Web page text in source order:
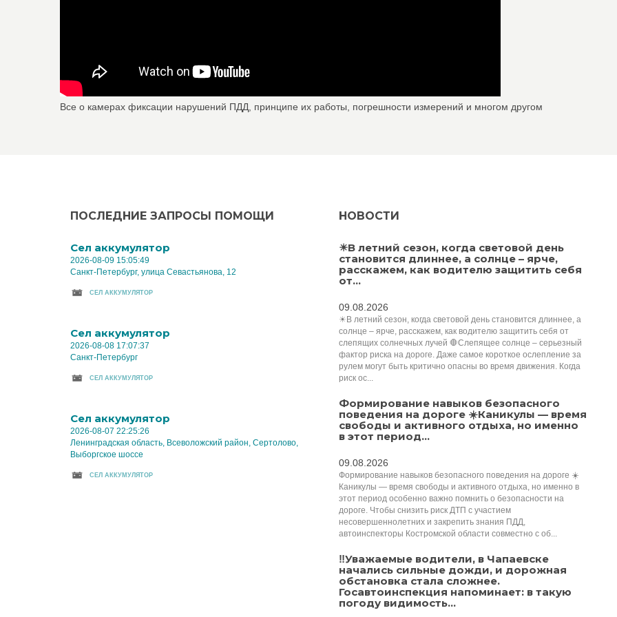
Все о камерах фиксации нарушений ПДД, принципе их работы, погрешности измерений и многом другом
ПОСЛЕДНИЕ ЗАПРОСЫ ПОМОЩИ
Cел аккумулятор
2026-08-09 15:05:49
Санкт-Петербург, улица Севастьянова, 12
CЕЛ АККУМУЛЯТОР
Cел аккумулятор
2026-08-08 17:07:37
Санкт-Петербург
CЕЛ АККУМУЛЯТОР
Cел аккумулятор
2026-08-07 22:25:26
Ленинградская область, Всеволожский район, Сертолово,
Выборгское шоссе
CЕЛ АККУМУЛЯТОР
НОВОСТИ
☀В летний сезон, когда световой день
становится длиннее, а солнце – ярче,
расскажем, как водителю защитить себя
от...
09.08.2026
☀В летний сезон, когда световой день становится длиннее, а
солнце – ярче, расскажем, как водителю защитить себя от
слепящих солнечных лучей 🛑Слепящее солнце – серьезный
фактор риска на дороге. Даже самое короткое ослепление за
рулем могут быть критично опасны во время движения. Когда
риск ос...
Формирование навыков безопасного
поведения на дороге ☀️Каникулы — время
свободы и активного отдыха, но именно
в этот период...
09.08.2026
Формирование навыков безопасного поведения на дороге ☀️
Каникулы — время свободы и активного отдыха, но именно в
этот период особенно важно помнить о безопасности на
дороге. Чтобы снизить риск ДТП с участием
несовершеннолетних и закрепить знания ПДД,
автоинспекторы Костромской области совместно с об...
‼️Уважаемые водители, в Чапаевске
начались сильные дожди, и дорожная
обстановка стала сложнее.
Госавтоинспекция напоминает: в такую
погоду видимость...